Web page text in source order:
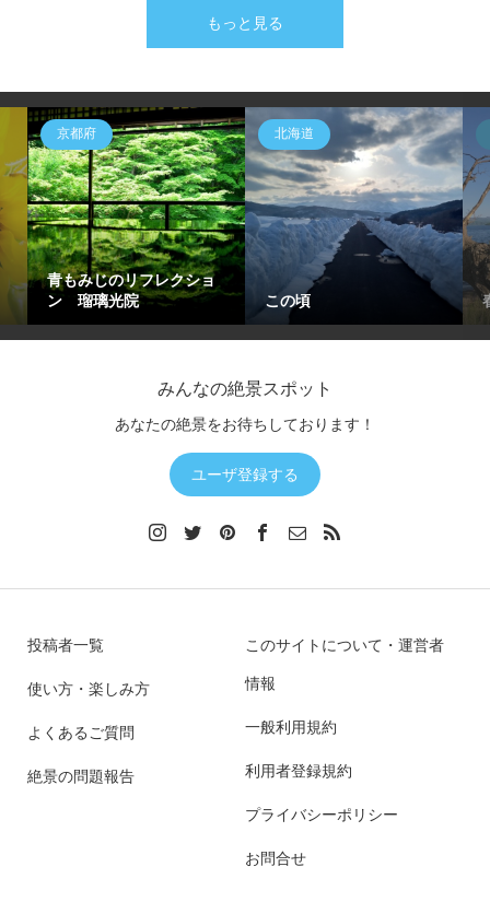
もっと見る
京都府
青もみじのリフレクショ
ン 瑠璃光院
北海道
この頃
みんなの絶景スポット
あなたの絶景をお待ちしております！
ユーザ登録する
投稿者一覧
使い方・楽しみ方
よくあるご質問
絶景の問題報告
このサイトについて・運営者
情報
一般利用規約
利用者登録規約
プライバシーポリシー
お問合せ